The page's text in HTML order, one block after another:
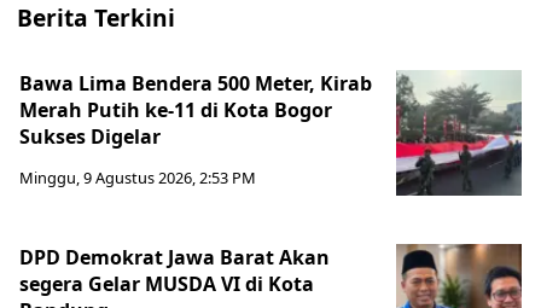
Berita Terkini
Bawa Lima Bendera 500 Meter, Kirab
Merah Putih ke-11 di Kota Bogor
Sukses Digelar
Minggu, 9 Agustus 2026, 2:53 PM
DPD Demokrat Jawa Barat Akan
segera Gelar MUSDA VI di Kota